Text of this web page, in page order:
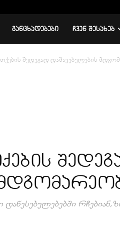
ᲒᲐᲜᲪᲮᲐᲓᲔᲑᲔᲑᲘ ᲩᲕᲔᲜ ᲨᲔᲡᲐᲮᲔᲑ
შედეგად დაშავებულების